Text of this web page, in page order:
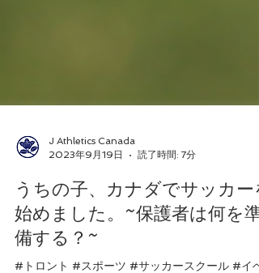
J Athletics Canada
2023年9月19日
読了時間: 7分
うちの子、カナダでサッカー